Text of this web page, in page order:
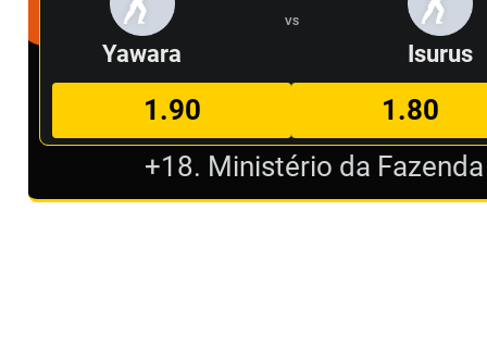
Yawara
VS
Isurus
1.90
1.80
+18. Ministério da